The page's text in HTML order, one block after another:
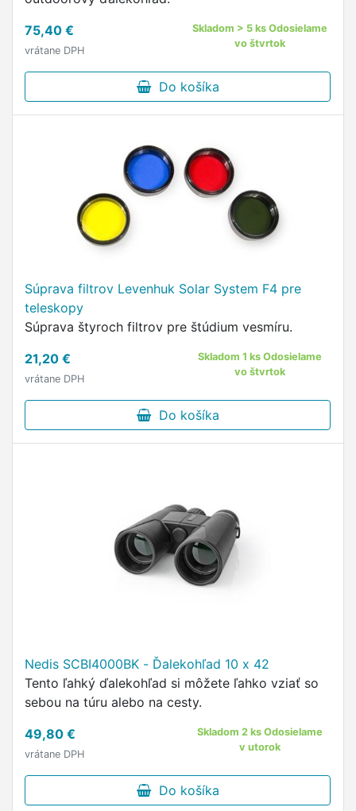
75,40 €
vrátane DPH
Skladom > 5 ks Odosielame
vo štvrtok
Do košíka
Súprava filtrov Levenhuk Solar System F4 pre
teleskopy
Súprava štyroch filtrov pre štúdium vesmíru.
21,20 €
vrátane DPH
Skladom 1 ks Odosielame
vo štvrtok
Do košíka
Nedis SCBI4000BK - Ďalekohľad 10 x 42
Tento ľahký ďalekohľad si môžete ľahko vziať so
sebou na túru alebo na cesty.
49,80 €
vrátane DPH
Skladom 2 ks Odosielame
v utorok
Do košíka